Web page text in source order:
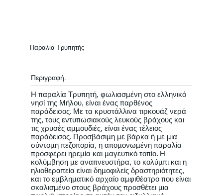
Η παραλία Τρυπητή, φωλιασμένη στο ελληνικό
νησί της Μήλου, είναι ένας παρθένος
παράδεισος. Με τα κρυστάλλινα τιρκουάζ νερά
της, τους εντυπωσιακούς λευκούς βράχους και
τις χρυσές αμμουδιές, είναι ένας τέλειος
παράδεισος. Προσβάσιμη με βάρκα ή με μια
σύντομη πεζοπορία, η απομονωμένη παραλία
προσφέρει ηρεμία και μαγευτικό τοπίο. Η
κολύμβηση με αναπνευστήρα, το κολύμπι και η
ηλιοθεραπεία είναι δημοφιλείς δραστηριότητες,
και το εμβληματικό αρχαίο αμφιθέατρο που είναι
σκαλισμένο στους βράχους προσθέτει μια
Περιγραφή.
Παραλία Τρυπητής